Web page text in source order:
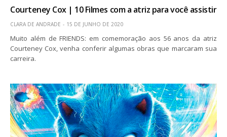
Courteney Cox | 10 Filmes com a atriz para você assistir
CLARA DE ANDRADE 15 DE JUNHO DE 2020
Muito além de FRIENDS: em comemoração aos 56 anos da atriz
Courteney Cox, venha conferir algumas obras que marcaram sua
carreira.